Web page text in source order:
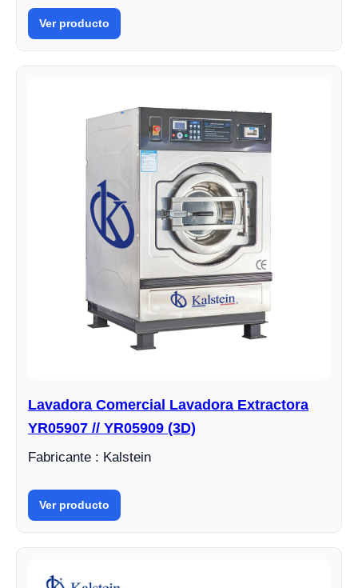
Ver producto
Lavadora Comercial Lavadora Extractora
YR05907 // YR05909 (3D)
Fabricante : Kalstein
Ver producto